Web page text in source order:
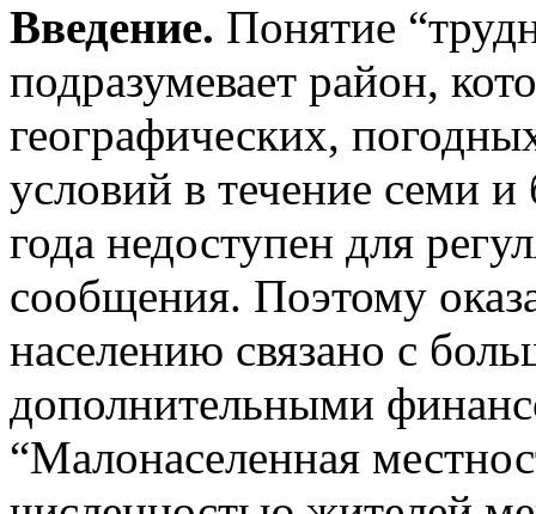
Введение. Понятие
подразумевает район,
географических,
условий в течение семи и
года недоступен для
сообщения. Поэтому
населению связано с
дополнительными
“Малонаселенная